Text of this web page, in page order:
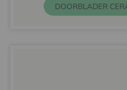
DOORBLADER